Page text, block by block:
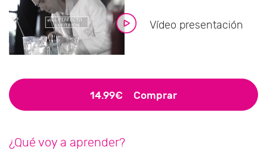
Vídeo presentación
14.99€ Comprar
¿Qué voy a aprender?